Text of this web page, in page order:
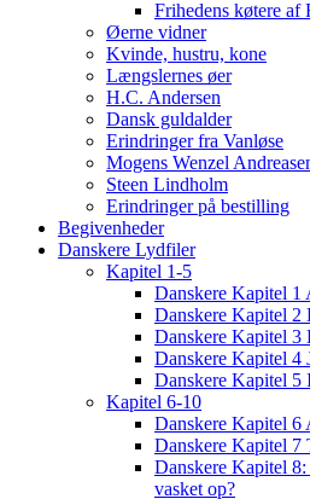
Frihedens køtere af
Øerne vidner
Kvinde, hustru, kone
Længslernes øer
H.C. Andersen
Dansk guldalder
Erindringer fra Vanløse
Mogens Wenzel
Steen Lindholm
Erindringer på bestilling
Begivenheder
Danskere Lydfiler
Kapitel 1-5
Danskere Kapitel 1
Danskere Kapitel 2
Danskere Kapitel 3
Danskere Kapitel 4
Danskere Kapitel 5
Kapitel 6-10
Danskere Kapitel 6
Danskere Kapitel 7
Danskere Kapitel
vasket op?